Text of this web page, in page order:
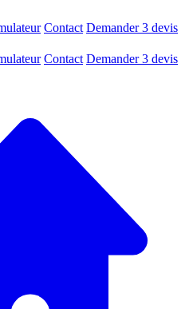
Contact Demander 3 devis
Contact Demander 3 devis